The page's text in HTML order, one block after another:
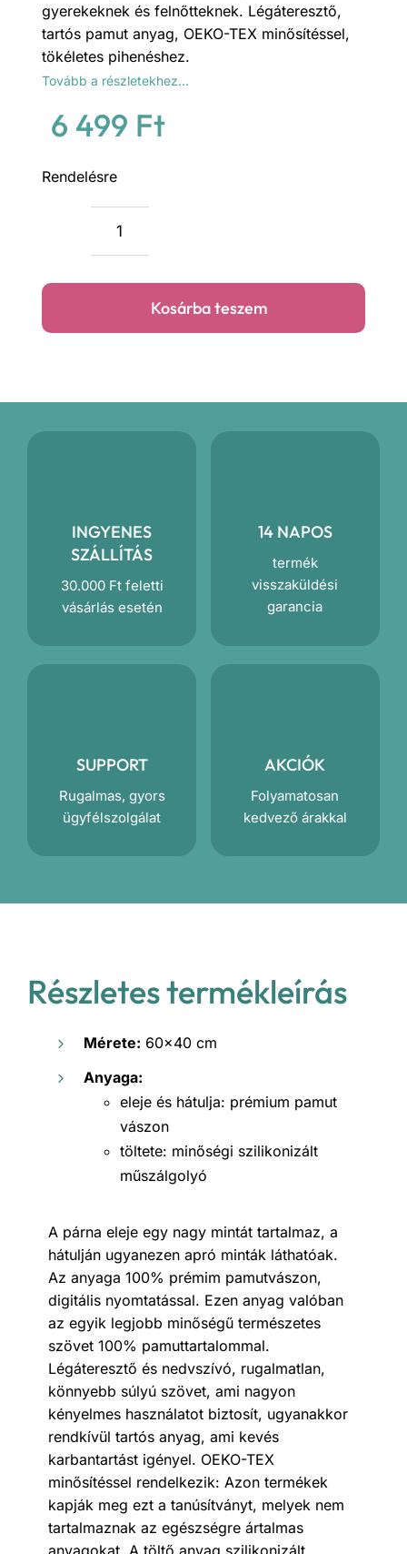
gyerekeknek és felnőtteknek. Légáteresztő,
tartós pamut anyag, OEKO-TEX minősítéssel,
tökéletes pihenéshez.
Tovább a részletekhez…
6 499 Ft
Rendelésre
Lila
párnaKosárba teszem
INGYENES
SZÁLLÍTÁS
30.000 Ft feletti
vásárlás esetén
14 NAPOS
termék
visszaküldési
garancia
SUPPORT
Rugalmas, gyors
ügyfélszolgálat
AKCIÓK
Folyamatosan
kedvező árakkal
Részletes termékleírás
Mérete: 60×40 cm
Anyaga:
eleje és hátulja: prémium pamut
vászon
töltete: minőségi szilikonizált
műszálgolyó
A párna eleje egy nagy mintát tartalmaz, a
hátulján ugyanezen apró minták láthatóak.
Az anyaga 100% prémim pamutvászon,
digitális nyomtatással. Ezen anyag valóban
az egyik legjobb minőségű természetes
szövet 100% pamuttartalommal.
Légáteresztő és nedvszívó, rugalmatlan,
könnyebb súlyú szövet, ami nagyon
kényelmes használatot biztosít, ugyanakkor
rendkívül tartós anyag, ami kevés
karbantartást igényel. OEKO-TEX
minősítéssel rendelkezik: Azon termékek
kapják meg ezt a tanúsítványt, melyek nem
tartalmaznak az egészségre ártalmas
anyagokat. A töltő anyag szilikonizált